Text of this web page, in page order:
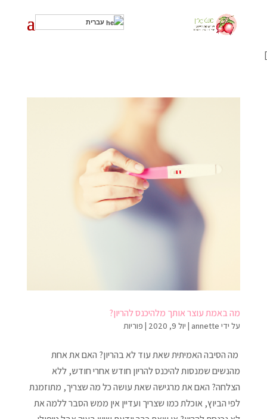
]
עברית
מה באמת עוצר אותך מלהיכנס להריון?
על ידי annette
| יול 9, 2020 | פוריות
מה הסיבה האמיתית שאת עוד לא בהריון? האם את אחת
מהנשים שמנסות להיכנס להריון חודש אחרי חודש, ללא
הצלחה? האם את מרגישה שאת עושה כל מה שצריך, מתוזמנת
לפי הביוץ, אוכלת כמו שצריך ועדיין אין ממש הסבר ללמה את